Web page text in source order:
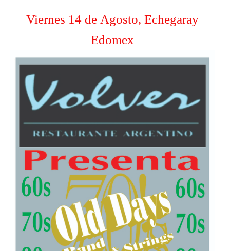
Viernes 14 de Agosto, Echegaray
Edomex